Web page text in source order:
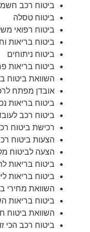
ביטוח רכב
ביטוח טסלה
ביטוח רפואי
ביטוח בריאות
ביטוח ניתוחים
ביטוח בריאות
השוואת ביטוח
אובדן מפתח
ביטוח בריאות
ביטוח רכב
רכישת ביטוח
הצעות ביטוח
הצעה לביטוח
ביטוח בריאות
ביטוח בריאות
השוואת מחירי
ביטוח בריאות
השוואת ביטוח
ביטוח רכב הכי